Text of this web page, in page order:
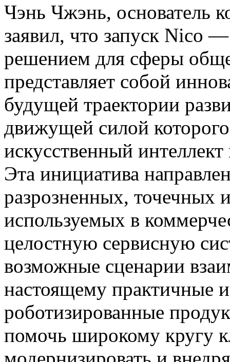
Чэнь Чжэнь, основатель
заявил, что запуск Nico
решением для сферы
представляет собой
будущей траектории
движущей силой
искусственный
Эта инициатива
разрозненных, точечных
используемых в
целостную сервисную
возможные сценарии
настоящему практичные
роботизированные
помочь широкому кругу